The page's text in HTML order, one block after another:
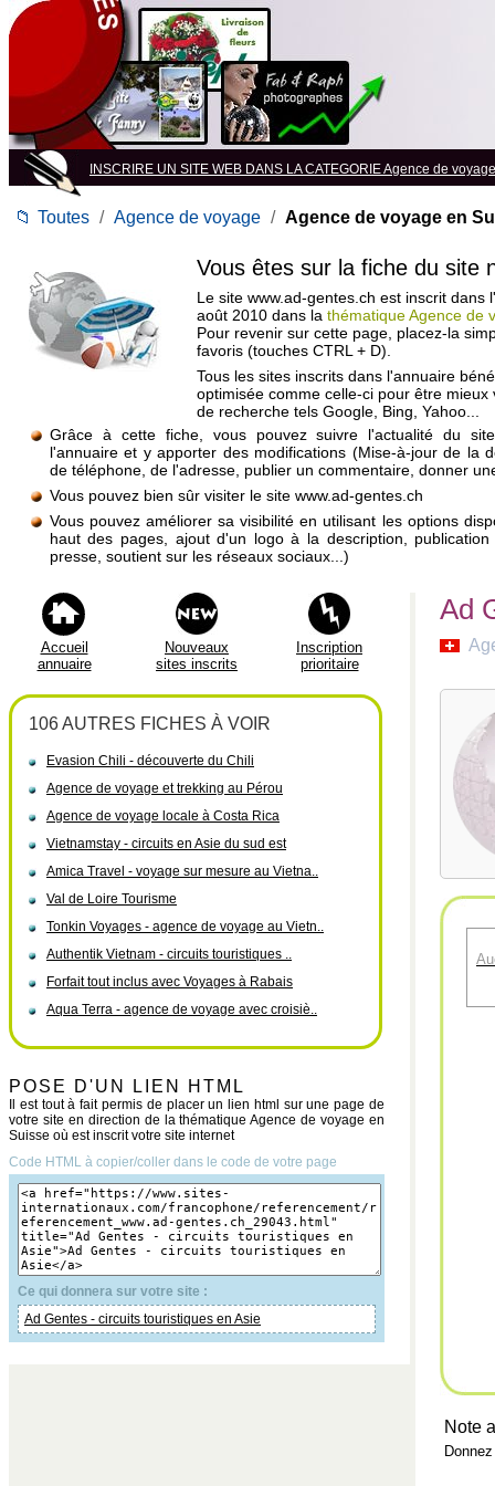
INSCRIRE UN SITE WEB DANS LA CATEGORIE Agence de voyage
📁 Toutes / Agence de voyage / Agence de voyage en
Vous êtes sur la fiche du site
Le site www.ad-gentes.ch est inscrit dans
août 2010 dans la thématique Agence de
Pour revenir sur cette page, placez-la
favoris (touches CTRL + D).
Tous les sites inscrits dans l'annuaire
optimisée comme celle-ci pour être mieux
de recherche tels Google, Bing, Yahoo...
Grâce à cette fiche, vous pouvez suivre l'actualité du
l'annuaire et y apporter des modifications (Mise-à-jour de la
de téléphone, de l'adresse, publier un commentaire, donner
Vous pouvez bien sûr visiter le site www.ad-gentes.ch
Vous pouvez améliorer sa visibilité en utilisant les options
haut des pages, ajout d'un logo à la description,
presse, soutient sur les réseaux sociaux...)
Accueil
annuaire
Nouveaux
sites inscrits
Inscription
prioritaire
106 AUTRES FICHES À VOIR
Evasion Chili - découverte du Chili
Agence de voyage et trekking au Pérou
Agence de voyage locale à Costa Rica
Vietnamstay - circuits en Asie du sud est
Amica Travel - voyage sur mesure au Vietna..
Val de Loire Tourisme
Tonkin Voyages - agence de voyage au Vietn..
Authentik Vietnam - circuits touristiques ..
Forfait tout inclus avec Voyages à Rabais
Aqua Terra - agence de voyage avec croisiè..
POSE D'UN LIEN HTML
Il est tout à fait permis de placer un lien html sur une page de
votre site en direction de la thématique Agence de voyage en
Suisse où est inscrit votre site internet
Code HTML à copier/coller dans le code de votre page
Ce qui donnera sur votre site :
Ad Gentes - circuits touristiques en Asie
Ad
Note